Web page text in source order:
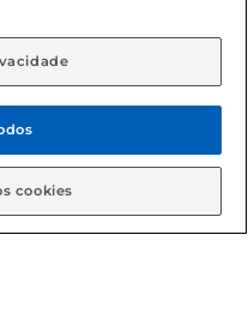
as compras on-line é de
os direitos
cookies